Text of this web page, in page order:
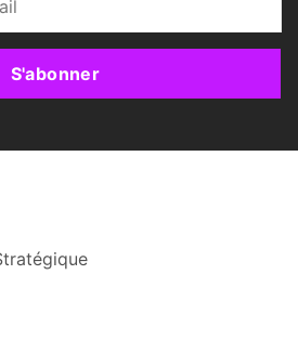
S'abonner